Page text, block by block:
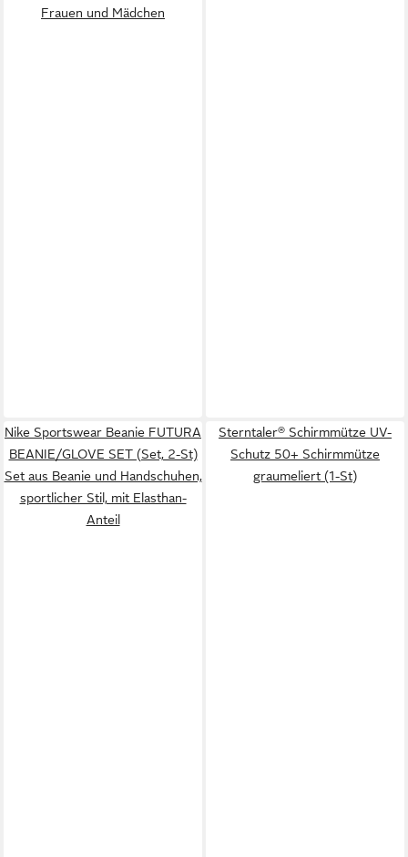
Frauen und Mädchen
Nike Sportswear Beanie FUTURA
BEANIE/GLOVE SET (Set, 2-St)
Set aus Beanie und Handschuhen,
sportlicher Stil, mit Elasthan-
Anteil
Sterntaler® Schirmmütze UV-
Schutz 50+ Schirmmütze
graumeliert (1-St)